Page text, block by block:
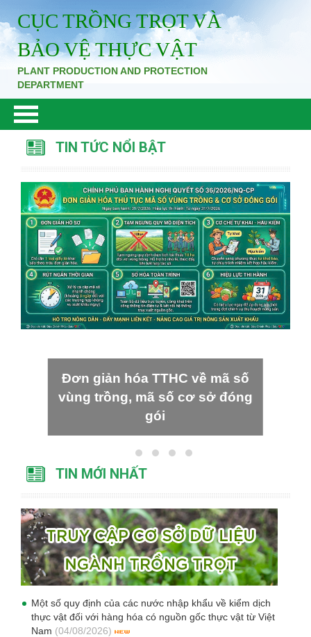
CỤC TRỒNG TRỌT VÀ
BẢO VỆ THỰC VẬT
PLANT PRODUCTION AND PROTECTION
DEPARTMENT
TIN TỨC NỔI BẬT
Đơn giản hóa TTHC về mã số
vùng trồng, mã số cơ sở đóng
gói
TIN MỚI NHẤT
Một số quy định của các nước nhập khẩu về kiểm dịch
thực vật đối với hàng hóa có nguồn gốc thực vật từ Việt
Nam (04/08/2026)